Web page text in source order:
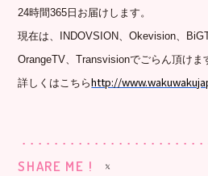
24時間365日お届けします。
現在は、 INDOVSION 、Okevision
OrangeTV 、Transvisionでごらん頂けま
詳しくはこちらhttp://
SHARE ME !